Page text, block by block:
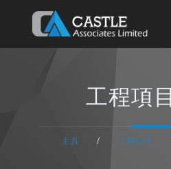
主頁
工程項
主頁 / 工程項目